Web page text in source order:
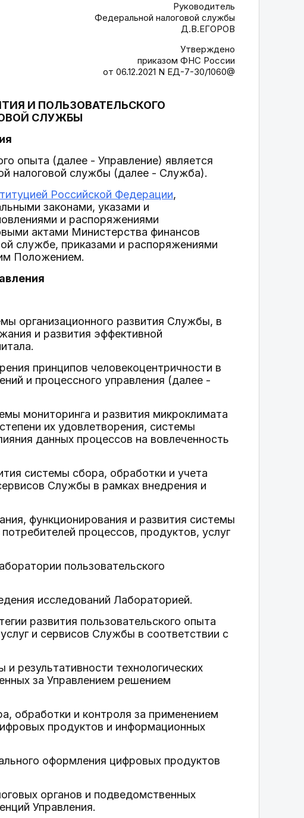
Руководитель
Федеральной налоговой службы
Д.В.ЕГОРОВ
Утверждено
приказом ФНС России
от 06.12.2021 N ЕД-7-30/1060@
И ПОЛЬЗОВАТЕЛЬСКОГО
СЛУЖБЫ
опыта (далее - Управление) является
налоговой службы (далее - Служба).
Российской Федерации,
законами, указами и
и распоряжениями
актами Министерства финансов
службе, приказами и распоряжениями
Положением.
организационного развития Службы, в
и развития эффективной
принципов человекоцентричности в
и процессного управления (далее -
мониторинга и развития микроклимата
их удовлетворения, системы
данных процессов на вовлеченность
системы сбора, обработки и учета
Службы в рамках внедрения и
функционирования и развития системы
процессов, продуктов, услуг
пользовательского
исследований Лабораторией.
развития пользовательского опыта
и сервисов Службы в соответствии с
результативности технологических
за Управлением решением
обработки и контроля за применением
продуктов и информационных
оформления цифровых продуктов
органов и подведомственных
Управления.